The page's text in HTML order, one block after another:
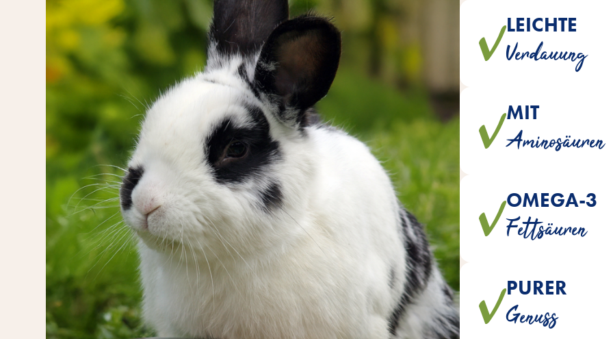
LEICHTE
Verdauung
MIT
Aminosäuren
Die ausbalancierten
OMEGA-3
Fettsäuren
Die enthaltenen Omega-3-
PURER
Genuss
Hauptfutter sind natürlich
künstlichen